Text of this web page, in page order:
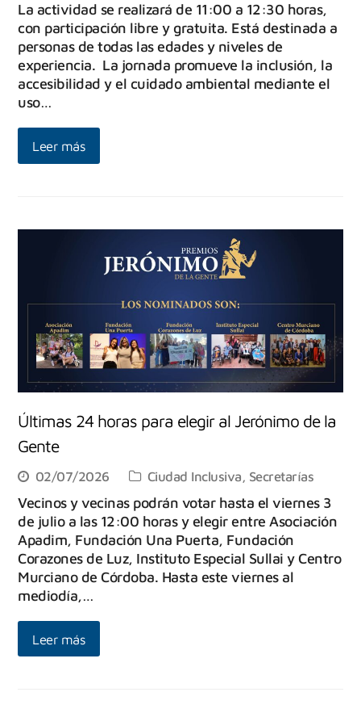
La actividad se realizará de 11:00 a 12:30 horas,
con participación libre y gratuita. Está destinada a
personas de todas las edades y niveles de
experiencia. La jornada promueve la inclusión, la
accesibilidad y el cuidado ambiental mediante el
uso…
Leer más
Últimas 24 horas para elegir al Jerónimo de la
Gente
02/07/2026 Ciudad Inclusiva Secretarías
Vecinos y vecinas podrán votar hasta el viernes 3
de julio a las 12:00 horas y elegir entre Asociación
Apadim, Fundación Una Puerta, Fundación
Corazones de Luz, Instituto Especial Sullai y Centro
Murciano de Córdoba. Hasta este viernes al
mediodía,…
Leer más